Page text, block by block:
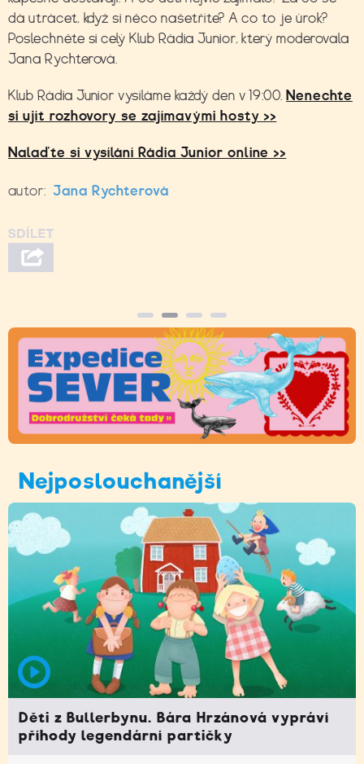
dá utrácet, když si něco našetříte? A co to je úrok?
Poslechněte si celý Klub Rádia Junior, který moderovala
Jana Rychterová.
Klub Rádia Junior vysíláme každý den v 19:00.Nenechte
si ujít rozhovory se zajímavými hosty >>
Nalaďte si vysílání Rádia Junior online >>
autor: Jana Rychterová
Nejposlouchanější
Děti z Bullerbynu. Bára Hrzánová vypráví
příhody legendární partičky